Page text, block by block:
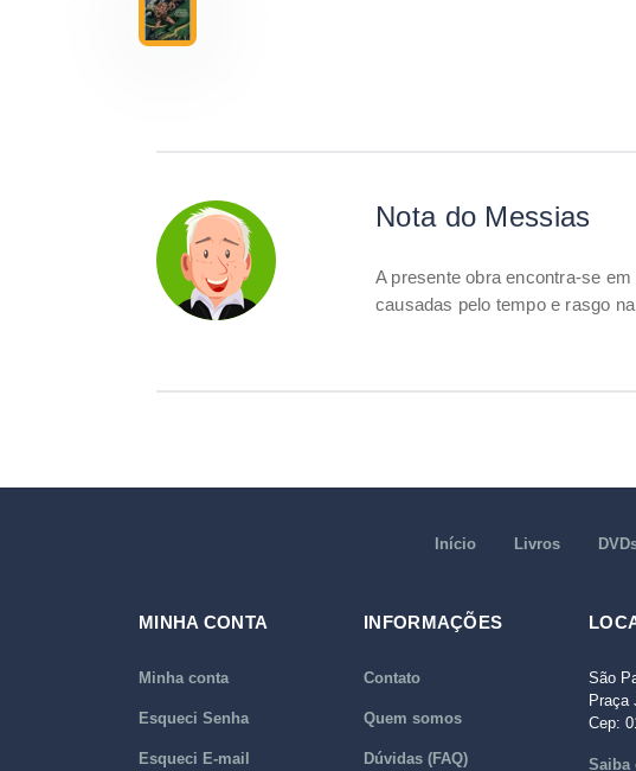
Nota do Messias
A presente obra encontra-se
causadas pelo tempo e rasgo
Início Livros
MINHA CONTA
Minha conta
Esqueci Senha
Esqueci E-mail
INFORMAÇÕES
Contato
Quem somos
Dúvidas (FAQ)
São
Praça
Cep:
Saiba